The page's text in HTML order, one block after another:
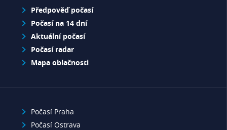
Předpověď počasí
Počasí na 14 dní
Aktuální počasí
Počasí radar
Mapa oblačnosti
Počasí Praha
Počasí Ostrava